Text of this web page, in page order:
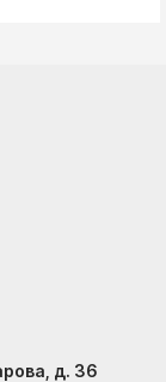
д. 36